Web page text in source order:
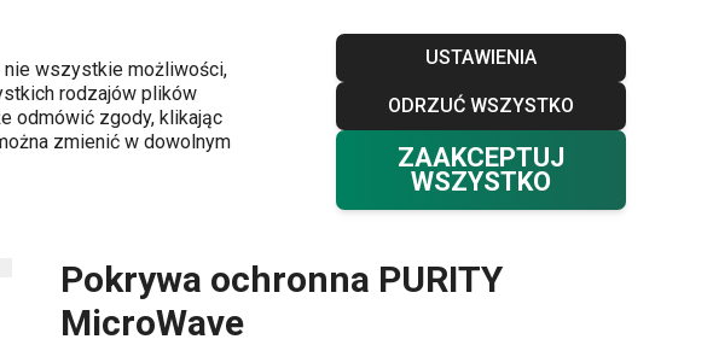
nie wszystkie możliwości,
rodzajów plików
odmówić zgody, klikając
zmienić w dowolnym
USTAWIENIA
ODRZUĆ WSZYSTKO
ZAAKCEPTUJ
WSZYSTKO
Blog Klub TESCOMA Kontakt
Ulubione Zaloguj się
0 Twój koszyk
0,00 zł
Pokrywa ochronna PURITY
MicroWave